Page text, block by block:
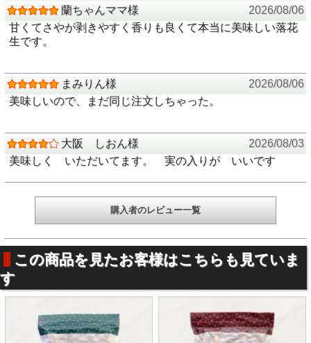
す。
こだわりその一 千葉県の新品種 Ｑなっつ
この煎り落花生は落花生の名産地、千葉県で栽培されたＱ
（きゅー）なっつ という品種を原料としています。
Ｑなっつは約20年間の開発期間を経て誕生した2018年デビ
１つ手に取ると香ばしい香りが食欲をそそります。
殻を割り、実を取り出すと発色がよく大粒で美味しそう。
食べるとはっきりとした甘み
と落花生の芳醇な香りが口の中
に広がります。
軽やかな味のＱなっつは一度食べ始めるとなかなかやめられ
こだわりその二 何十年も落花生を作っている農家さんの落
花生
千葉県産の落花生といってもその落花生の
家さんの腕次第です。
農家様の自慢の落花生を使用しています。
そしてより美味しい落花生作りの為に農家様と情報交換を毎
蘭ちゃんママ様
2026/08/06
甘くてさやが剥きやすく香りも良くて本当に美味しい落花
生です。
まみりん様
2026/08/06
美味しいので、まだ同じ注文しちゃった。
大阪 しおん様
2026/08/03
美味しく いただいてます。 実の入りが いいです
購入者のレビュー一覧
この商品を見たお客様はこちらも見ていま
す